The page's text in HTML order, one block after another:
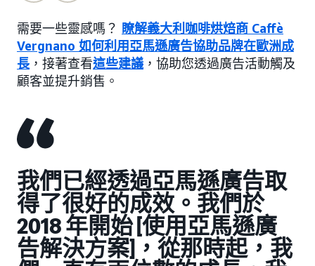
需要一些靈感嗎？ 瞭解義大利咖啡烘焙商 Caffè
Vergnano 如何利用亞馬遜廣告協助品牌在歐洲成
長 ，接著查看這些建議 ，協助您透過廣告活動觸及
顧客並提升銷售。
我們已經透過亞馬遜廣告取
得了很好的成效。我們於
2018 年開始 [使用亞馬遜廣
告解決方案]，從那時起，我